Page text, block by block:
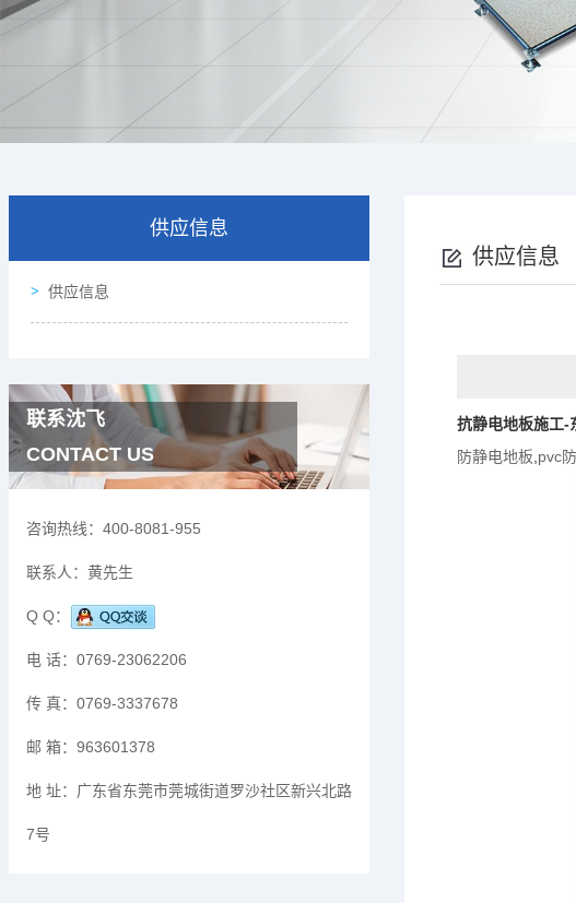
供应信息
供应信息
联系沈飞
CONTACT US
咨询热线： 400-8081-955
联系人： 黄先生
Q Q：
电 话： 0769-23062206
传 真： 0769-3337678
邮 箱： 963601378
地 址： 广东省东莞市莞城街道罗沙社区新兴北路
7号
供应信息
抗静电地板施工-
防静电地板 pvc